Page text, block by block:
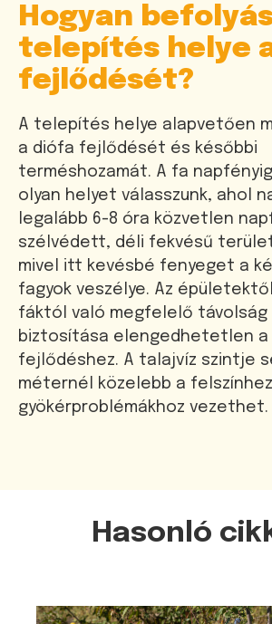
Hogyan
telepítés helye
fejlődését?
A telepítés helye alapvetően
a diófa fejlődését és későbbi
terméshozamát. A fa
olyan helyet válasszunk, ahol
legalább 6-8 óra közvetlen
szélvédett, déli fekvésű
mivel itt kevésbé fenyeget a
fagyok veszélye. Az
fáktól való megfelelő távolság
biztosítása elengedhetetlen a
fejlődéshez. A talajvíz szintje
méternél közelebb a
gyökérproblémákhoz vezethet.
Hasonló